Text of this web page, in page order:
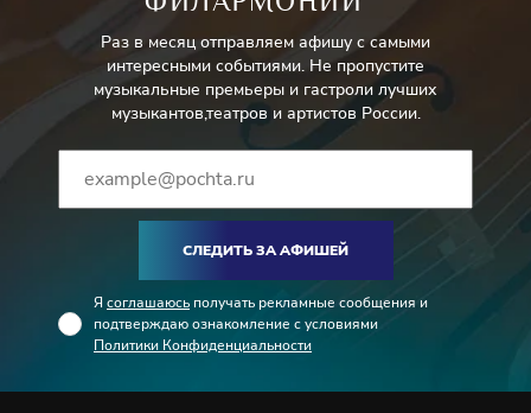
Раз в месяц отправляем афишу с самыми
интересными событиями. Не пропустите
музыкальные премьеры и гастроли лучших
музыкантов,театров и артистов России.
СЛЕДИТЬ ЗА АФИШЕЙ
Я соглашаюсь получать рекламные сообщения и
подтверждаю ознакомление с условиями
Политики Конфиденциальности